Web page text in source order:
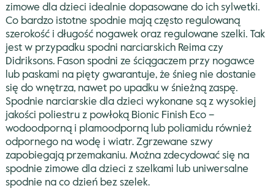
zimowe dla dzieci idealnie dopasowane do ich sylwetki.
Co bardzo istotne spodnie mają często regulowaną
szerokość i długość nogawek oraz regulowane szelki. Tak
jest w przypadku spodni narciarskich Reima czy
Didriksons. Fason spodni ze ściągaczem przy nogawce
lub paskami na pięty gwarantuje, że śnieg nie dostanie
się do wnętrza, nawet po upadku w śnieżną zaspę.
Spodnie narciarskie dla dzieci wykonane są z wysokiej
jakości poliestru z powłoką Bionic Finish Eco –
wodoodporną i plamoodporną lub poliamidu również
odpornego na wodę i wiatr. Zgrzewane szwy
zapobiegają przemakaniu. Można zdecydować się na
spodnie zimowe dla dzieci z szelkami lub uniwersalne
spodnie na co dzień bez szelek.